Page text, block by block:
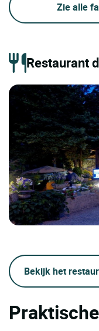
Zie alle
Restaurant
Bekijk het